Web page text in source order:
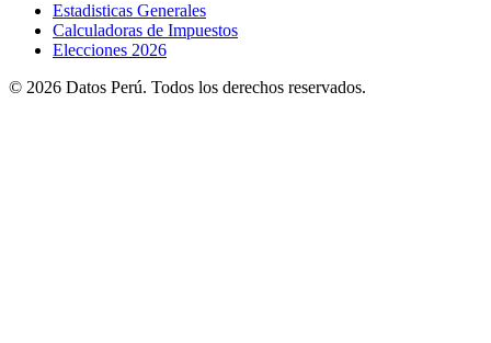
Estadisticas Generales
Calculadoras de Impuestos
Elecciones 2026
© 2026 Datos Perú. Todos los derechos reservados.